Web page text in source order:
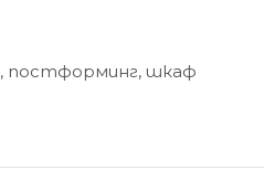
, постформинг, шкаф